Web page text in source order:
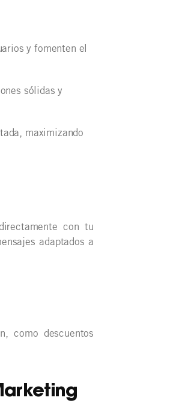
y fomenten el
sólidas y
maximizando
con tu
adaptados a
como descuentos